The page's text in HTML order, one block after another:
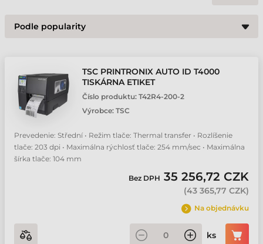
TSC PRINTRONIX AUTO ID T4000
TISKÁRNA ETIKET
Číslo produktu: T42R4-200-2
Výrobce: TSC
Prevedenie: Střední • Režim tlače: Thermal transfer • Rozlíšenie
tlače: 203 dpi • Maximálna rýchlosť tlače: 254 mm/sec • Maximálna
šírka tlače: 104 mm
Bez DPH 35 256,72 CZK
(43 365,77 CZK)
Na objednávku
ks